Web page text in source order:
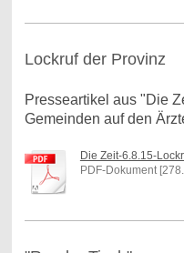
Lockruf der Provinz
Presseartikel aus "Die
Gemeinden auf den
Die Zeit-6.8.15-
PDF-Dokument